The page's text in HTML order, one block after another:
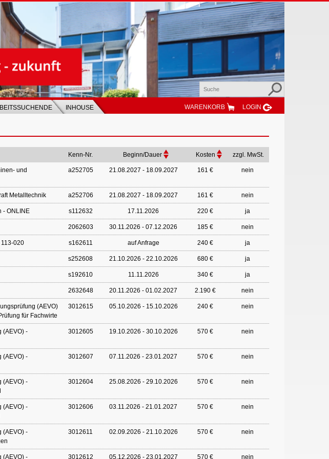
INHOUSE WARENKORB LOGIN
Kenn-Nr. Beginn/Dauer Kosten zzgl. MwSt.
und
a252705 21.08.2027 - 18.09.2027 161 € nein
Metalltechnik a252706 21.08.2027 - 18.09.2027 161 € nein
- ONLINE s112632 17.11.2026 220 € ja
2062603 30.11.2026 - 07.12.2026 185 € nein
020 s162611 auf Anfrage 240 € ja
s252608 21.10.2026 - 22.10.2026 680 € ja
s192610 11.11.2026 340 € ja
2632648 20.11.2026 - 01.02.2027 2.190 € nein
(AEVO)
für Fachwirte
3012615 05.10.2026 - 15.10.2026 240 € nein
(AEVO) -
3012605 19.10.2026 - 30.10.2026 570 € nein
(AEVO) -
3012607 07.11.2026 - 23.01.2027 570 € nein
(AEVO) -
3012604 25.08.2026 - 29.10.2026 570 € nein
(AEVO) -
3012606 03.11.2026 - 21.01.2027 570 € nein
(AEVO) -
3012611 02.09.2026 - 21.10.2026 570 € nein
(AEVO) - 3012612 05.12.2026 - 23.01.2027 570 € nein